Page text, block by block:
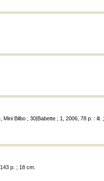
Mini Bilbo ; 30|Babette ; 1, 2006, 78 p. : ill. ;
p. ; 18 cm.